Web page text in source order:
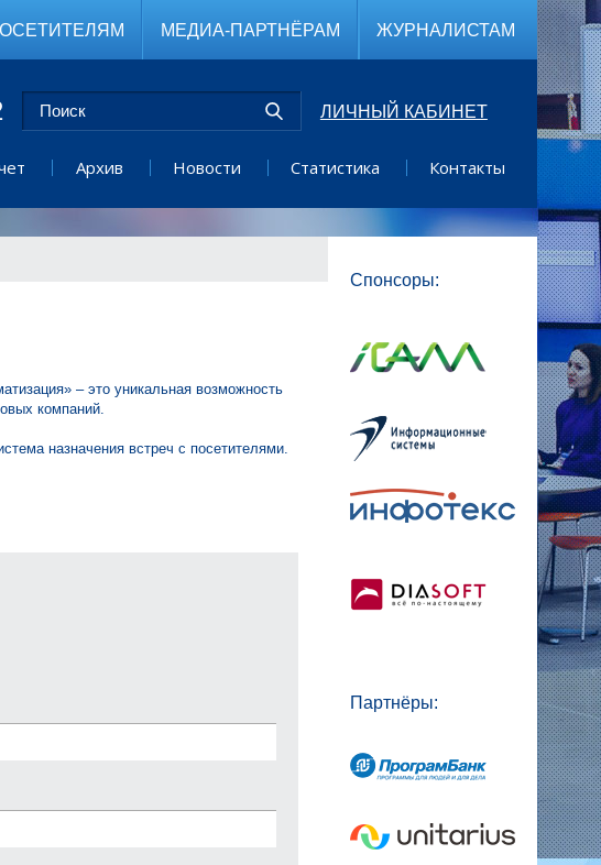
МЕДИА-ПАРТНЁРАМ ЖУРНАЛИСТАМ
ЛИЧНЫЙ КАБИНЕТ
Архив Новости Статистика Контакты
– это уникальная возможность
компаний.
назначения встреч с посетителями.
Спонсоры:
Партнёры: